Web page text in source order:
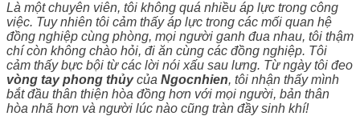
Là một chuyên viên, tôi không quá nhiều áp lực trong công
việc. Tuy nhiên tôi cảm thấy áp lực trong các mối quan hệ
đồng nghiệp cùng phòng, mọi người ganh đua nhau, tôi thậm
chí còn không chào hỏi, đi ăn cùng các đồng nghiệp. Tôi
cảm thấy bực bội từ các lời nói xấu sau lưng. Từ ngày tôi đeo
vòng tay phong thủycủa Ngocnhien, tôi nhận thấy mình
bắt đầu thân thiện hòa đồng hơn với mọi người, bản thân
hòa nhã hơn và người lúc nào cũng tràn đầy sinh khí!